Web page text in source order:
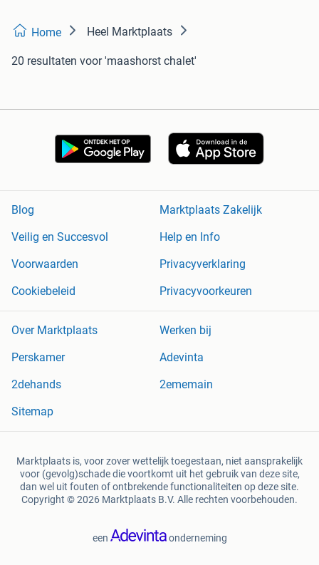
Home Heel Marktplaats
20 resultaten voor 'maashorst chalet'
Blog
Marktplaats Zakelijk
Veilig en Succesvol
Help en Info
Voorwaarden
Privacyverklaring
Cookiebeleid
Privacyvoorkeuren
Over Marktplaats
Werken bij
Perskamer
Adevinta
2dehands
2ememain
Sitemap
Marktplaats is, voor zover wettelijk toegestaan, niet aansprakelijk
voor (gevolg)schade die voortkomt uit het gebruik van deze site,
dan wel uit fouten of ontbrekende functionaliteiten op deze site.
Copyright © 2026 Marktplaats B.V. Alle rechten voorbehouden.
een onderneming